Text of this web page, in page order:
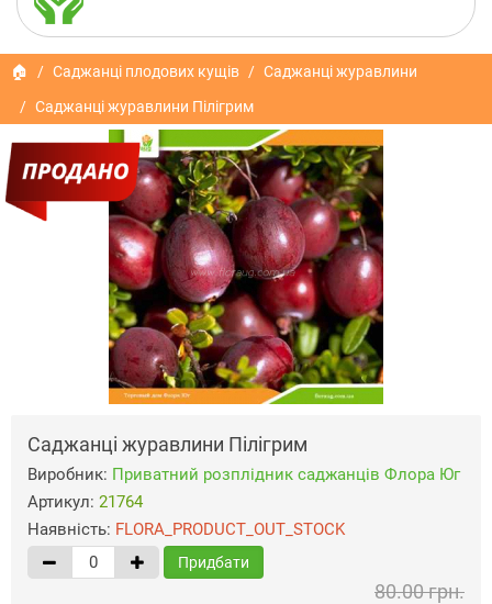
🏠 Саджанці плодових кущів
Саджанці журавлини
Саджанці журавлини Пілігрим
Саджанці журавлини Пілігрим
Виробник: Приватний розплідник саджанців Флора Юг
Артикул: 21764
Наявність: FLORA_PRODUCT_OUT_STOCK
Придбати
80.00 грн.